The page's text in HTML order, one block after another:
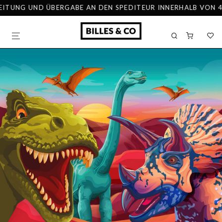
UND ÜBERGABE AN DEN SPEDITEUR INNERHALB VON